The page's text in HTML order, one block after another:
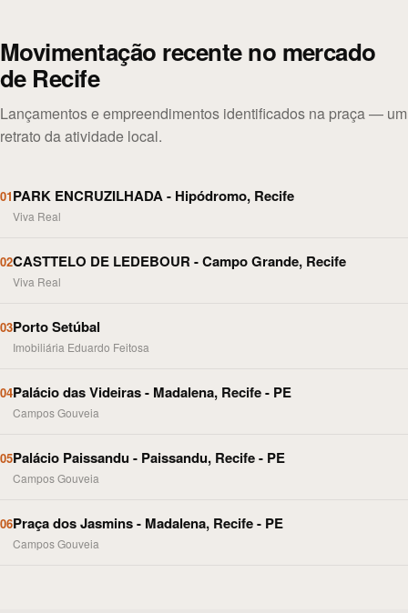
Movimentação recente no mercado
de Recife
Lançamentos e empreendimentos identificados na praça — um
retrato da atividade local.
01PARK ENCRUZILHADA - Hipódromo, Recife
Viva Real
02CASTTELO DE LEDEBOUR - Campo Grande, Recife
Viva Real
03Porto Setúbal
Imobiliária Eduardo Feitosa
04Palácio das Videiras - Madalena, Recife - PE
Campos Gouveia
05Palácio Paissandu - Paissandu, Recife - PE
Campos Gouveia
06Praça dos Jasmins - Madalena, Recife - PE
Campos Gouveia